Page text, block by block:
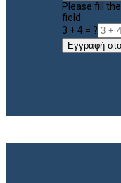
Please fill
field.
3 + 4 = ?
Εγγραφή